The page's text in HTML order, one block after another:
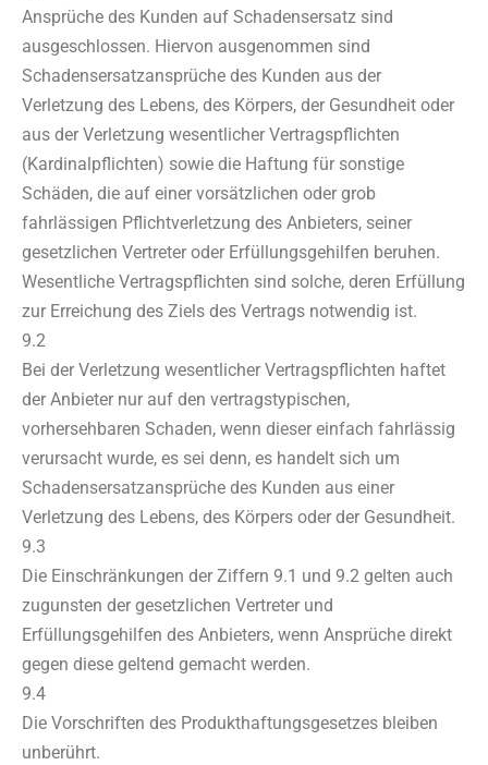
Ansprüche des Kunden auf Schadensersatz sind
ausgeschlossen. Hiervon ausgenommen sind
Schadensersatzansprüche des Kunden aus der
Verletzung des Lebens, des Körpers, der Gesundheit oder
aus der Verletzung wesentlicher Vertragspflichten
(Kardinalpflichten) sowie die Haftung für sonstige
Schäden, die auf einer vorsätzlichen oder grob
fahrlässigen Pflichtverletzung des Anbieters, seiner
gesetzlichen Vertreter oder Erfüllungsgehilfen beruhen.
Wesentliche Vertragspflichten sind solche, deren Erfüllung
zur Erreichung des Ziels des Vertrags notwendig ist.
9.2
Bei der Verletzung wesentlicher Vertragspflichten haftet
der Anbieter nur auf den vertragstypischen,
vorhersehbaren Schaden, wenn dieser einfach fahrlässig
verursacht wurde, es sei denn, es handelt sich um
Schadensersatzansprüche des Kunden aus einer
Verletzung des Lebens, des Körpers oder der Gesundheit.
9.3
Die Einschränkungen der Ziffern 9.1 und 9.2 gelten auch
zugunsten der gesetzlichen Vertreter und
Erfüllungsgehilfen des Anbieters, wenn Ansprüche direkt
gegen diese geltend gemacht werden.
9.4
Die Vorschriften des Produkthaftungsgesetzes bleiben
unberührt.